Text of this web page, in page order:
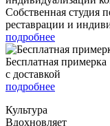
Собственная студия
реставрации и
подробнее
Бесплатная примерка
с доставкой
подробнее
Культура
Вдохновляет